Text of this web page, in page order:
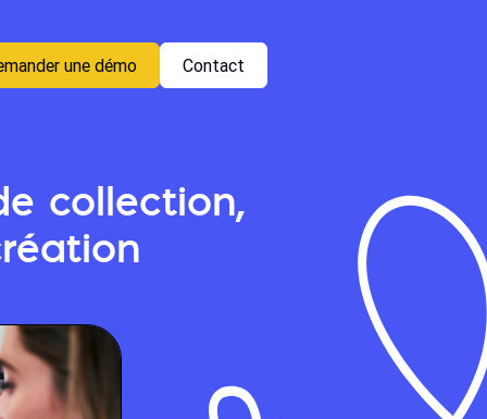
une démo Contact
collection,